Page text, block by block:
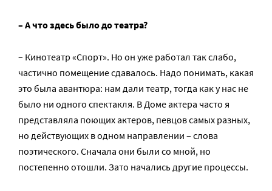
– А что здесь было до театра?
– Кинотеатр «Спорт». Но он уже работал так слабо,
частично помещение сдавалось. Надо понимать, какая
это была авантюра: нам дали театр, тогда как у нас не
было ни одного спектакля. В Доме актера часто я
представляла поющих актеров, певцов самых разных,
но действующих в одном направлении – слова
поэтического. Сначала они были со мной, но
постепенно отошли. Зато начались другие процессы.